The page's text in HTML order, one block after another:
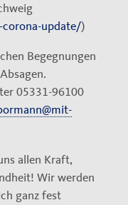
update/)
Begegnungen
05331-96100
allen Kraft,
Wir werden
ganz fest